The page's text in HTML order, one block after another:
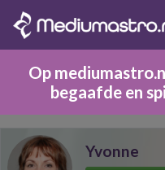
Op
begaafde en
Yvonne